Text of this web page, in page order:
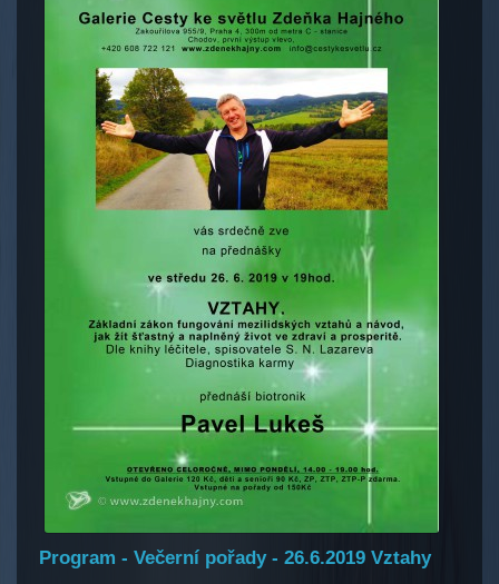
Program - Večerní pořady - 26.6.2019 Vztahy